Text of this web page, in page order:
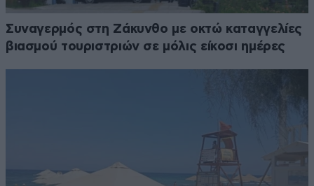
Συναγερμός στη Ζάκυνθο με οκτώ καταγγελίες
βιασμού τουριστριών σε μόλις είκοσι ημέρες